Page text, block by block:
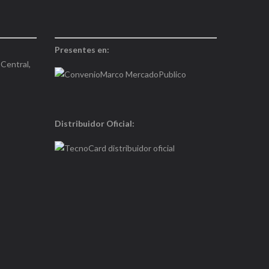
Presentes en:
Distribuidor Oficial: